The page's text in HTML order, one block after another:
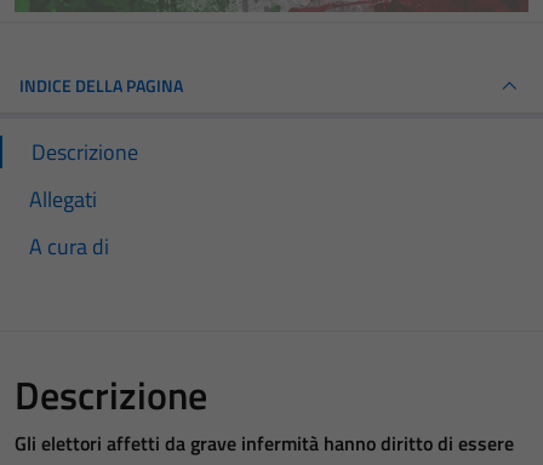
INDICE DELLA PAGINA
Descrizione
Allegati
A cura di
Descrizione
Gli elettori affetti da grave infermità hanno diritto di essere